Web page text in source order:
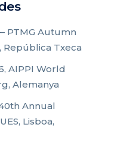
PTMG Autumn
República Txeca
AIPPI World
Alemanya
Annual
Lisboa,